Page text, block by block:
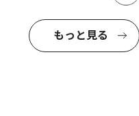
もっと見る